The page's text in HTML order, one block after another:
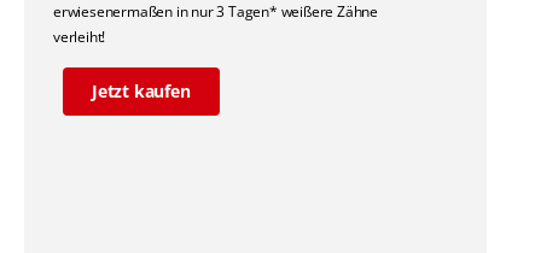
erwiesenermaßen in nur 3 Tagen* weißere Zähne
verleiht!
Jetzt kaufen